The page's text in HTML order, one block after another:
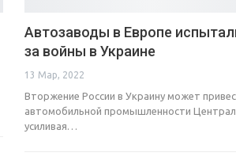
Автозаводы в Европе
за войны в Украине
13 Мар, 2022
Вторжение России в Украину может
автомобильной промышленности
усиливая…